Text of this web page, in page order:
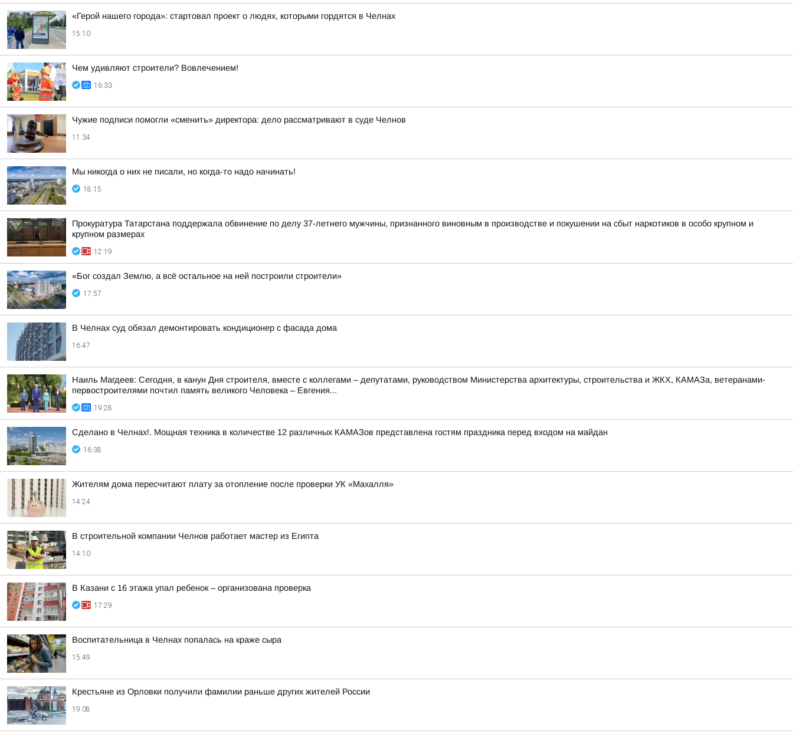
«Герой нашего города»: стартовал проект о людях, которыми гордятся в Челнах
15:10
Чем удивляют строители? Вовлечением!
16:33
Чужие подписи помогли «сменить» директора: дело рассматривают в суде Челнов
11:34
Мы никогда о них не писали, но когда-то надо начинать!
18:15
Прокуратура Татарстана поддержала обвинение по делу 37-летнего мужчины, признанного виновным в производстве и покушении на сбыт наркотиков в особо крупном и
крупном размерах
12:19
«Бог создал Землю, а всё остальное на ней построили строители»
17:57
В Челнах суд обязал демонтировать кондиционер с фасада дома
16:47
Наиль Магдеев: Сегодня, в канун Дня строителя, вместе с коллегами – депутатами, руководством Министерства архитектуры, строительства и ЖКХ, КАМАЗа, ветеранами-
первостроителями почтил память великого Человека – Евгения...
19:28
Сделано в Челнах!. Мощная техника в количестве 12 различных КАМАЗов представлена гостям праздника перед входом на майдан
16:38
Жителям дома пересчитают плату за отопление после проверки УК «Махалля»
14:24
В строительной компании Челнов работает мастер из Египта
14:10
В Казани с 16 этажа упал ребенок – организована проверка
17:29
Воспитательница в Челнах попалась на краже сыра
15:49
Крестьяне из Орловки получили фамилии раньше других жителей России
19:08